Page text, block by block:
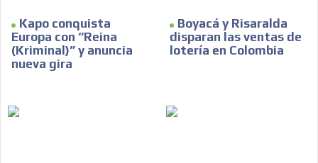
Kapo conquista
Europa con “Reina
(Kriminal)” y anuncia
nueva gira
Boyacá y Risaralda
disparan las ventas de
lotería en Colombia